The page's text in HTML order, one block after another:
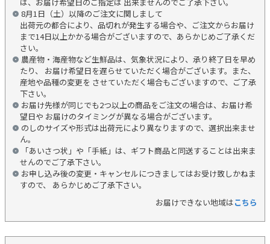
8月1日（土）以降のご注文に関しまして
出荷元の都合により、品切れが発生する場合や、ご注文からお届け
まで14日以上かかる場合がございますので、あらかじめご了承くだ
さい。
農産物・海産物など生鮮品は、気象状況により、承り終了日を早め
たり、 お届け希望日を遅らせていただく場合がございます。また、
産地や品種の変更を させていただく場合もございますので、ご了承
下さい。
お届け先様が同じでも2つ以上の商品をご注文の場合は、お届け希
望日や お届けのタイミングが異なる場合がございます。
のしのサイズや形式は出荷元により異なりますので、選択出来ませ
ん。
「あいさつ状」や「手紙」は、ギフト商品と同送することは出来ま
せんのでご了承下さい。
お申し込み後の変更・キャンセルにつきましてはお受け致しかねま
すので、 あらかじめご了承下さい。
お届けできない地域はこちら